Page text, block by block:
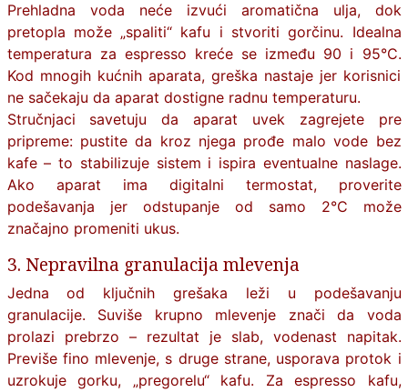
Prehladna voda neće izvući aromatična ulja, dok
pretopla može „spaliti“ kafu i stvoriti gorčinu. Idealna
temperatura za espresso kreće se između 90 i 95°C.
Kod mnogih kućnih aparata, greška nastaje jer korisnici
ne sačekaju da aparat dostigne radnu temperaturu.
Stručnjaci savetuju da aparat uvek zagrejete pre
pripreme: pustite da kroz njega prođe malo vode bez
kafe – to stabilizuje sistem i ispira eventualne naslage.
Ako aparat ima digitalni termostat, proverite
podešavanja jer odstupanje od samo 2°C može
značajno promeniti ukus.
3. Nepravilna granulacija mlevenja
Jedna od ključnih grešaka leži u podešavanju
granulacije. Suviše krupno mlevenje znači da voda
prolazi prebrzo – rezultat je slab, vodenast napitak.
Previše fino mlevenje, s druge strane, usporava protok i
uzrokuje gorku, „pregorelu“ kafu. Za espresso kafu,